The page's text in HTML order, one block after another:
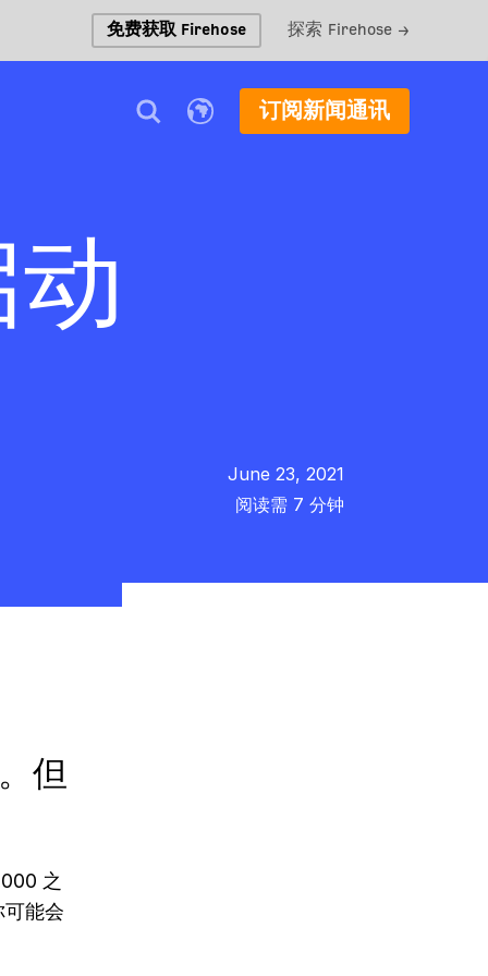
免费获取 Firehose 探索 Firehose →
订阅新闻通讯
June 23, 2021
阅读需 7 分钟
但
之
能会